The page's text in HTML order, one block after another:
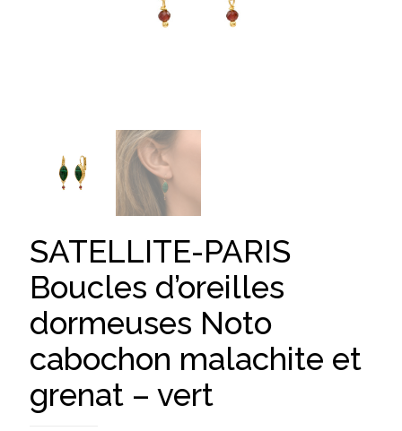
SATELLITE-PARIS
Boucles d’oreilles
dormeuses Noto
cabochon malachite et
grenat – vert